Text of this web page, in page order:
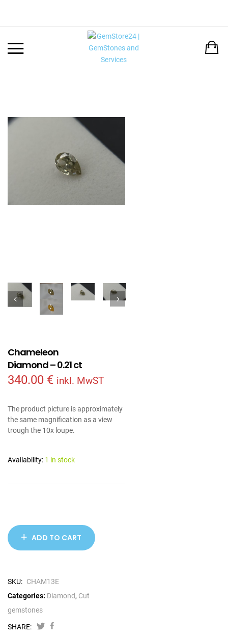
Chameleon
Diamond – 0.21 ct
340.00 € inkl. MwST
The product picture is approximately
the same magnification as a view
trough the 10x loupe.
Availability: 1 in stock
ADD TO CART
SKU: CHAM13E
Categories: Diamond, Cut
gemstones
SHARE: